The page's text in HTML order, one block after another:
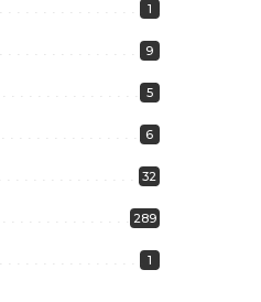
1
9
5
6
32
289
1